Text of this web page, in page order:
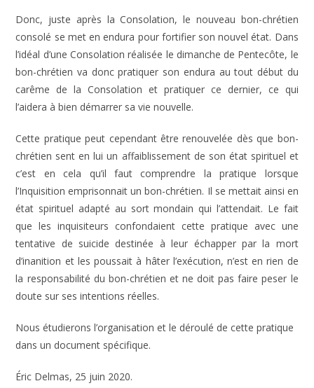
Donc, juste après la Consolation, le nouveau bon-chrétien
consolé se met en endura pour fortifier son nouvel état. Dans
l’idéal d’une Consolation réalisée le dimanche de Pentecôte, le
bon-chrétien va donc pratiquer son endura au tout début du
carême de la Consolation et pratiquer ce dernier, ce qui
l’aidera à bien démarrer sa vie nouvelle.
Cette pratique peut cependant être renouvelée dès que bon-
chrétien sent en lui un affaiblissement de son état spirituel et
c’est en cela qu’il faut comprendre la pratique lorsque
l’Inquisition emprisonnait un bon-chrétien. Il se mettait ainsi en
état spirituel adapté au sort mondain qui l’attendait. Le fait
que les inquisiteurs confondaient cette pratique avec une
tentative de suicide destinée à leur échapper par la mort
d’inanition et les poussait à hâter l’exécution, n’est en rien de
la responsabilité du bon-chrétien et ne doit pas faire peser le
doute sur ses intentions réelles.
Nous étudierons l’organisation et le déroulé de cette pratique
dans un document spécifique.
Éric Delmas, 25 juin 2020.